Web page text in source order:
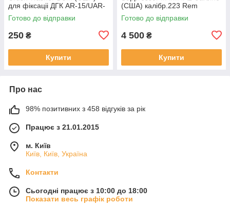
для фіксаціі ДГК AR-15/UАR-
15/М4/М16
Готово до відправки
250 ₴
Купити
(США) калібр.223 Rem
(5.56x45 NATO) різьба 1/2"-
28 для AR-15/UAR-15/М4/
Готово до відправки
4 500 ₴
Купити
Про нас
98% позитивних з 458 відгуків за рік
Працює з 21.01.2015
м. Київ
Київ, Київ, Україна
Контакти
Сьогодні працює з 10:00 до 18:00
Показати весь графік роботи